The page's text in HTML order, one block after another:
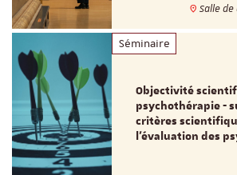
Salle de
Séminaire
Objectivité
psychothérapie -
critères
l'évaluation des